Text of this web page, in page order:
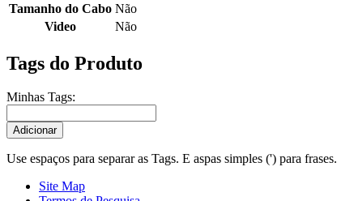
Tamanho do Cabo Não
Video
Não
Tags do Produto
Minhas Tags:
Adicionar
Use espaços para separar as Tags. E aspas simples (') para frases.
Site Map